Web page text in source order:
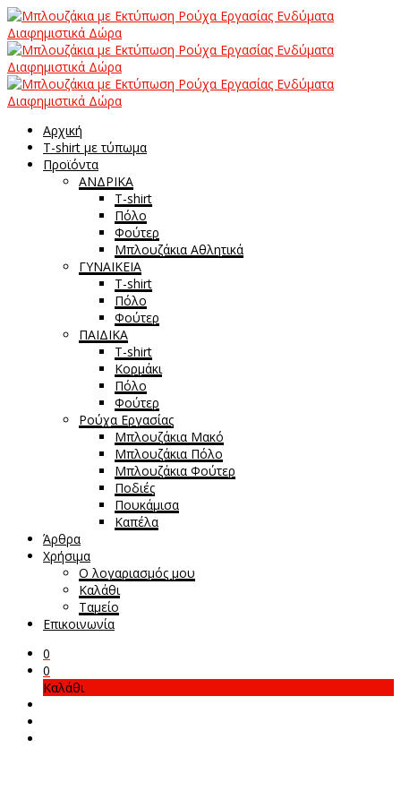
Αρχική
T-shirt με τύπωμα
Προϊόντα
ΑΝΔΡΙΚΑ
T-shirt
Πόλο
Φούτερ
Μπλουζάκια Αθλητικά
ΓΥΝΑΙΚΕΙΑ
T-shirt
Πόλο
Φούτερ
ΠΑΙΔΙΚΑ
T-shirt
Κορμάκι
Πόλο
Φούτερ
Ρούχα Εργασίας
Μπλουζάκια Μακό
Μπλουζάκια Πόλο
Μπλουζάκια Φούτερ
Ποδιές
Πουκάμισα
Καπέλα
Άρθρα
Χρήσιμα
Ο λογαριασμός μου
Καλάθι
Ταμείο
Επικοινωνία
0
0
Καλάθι